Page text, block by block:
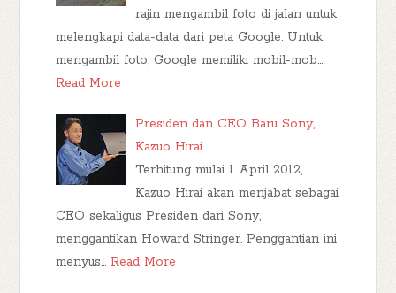
rajin mengambil foto di jalan untuk
melengkapi data-data dari peta Google. Untuk
mengambil foto, Google memiliki mobil-mob…
Read More
Presiden dan CEO Baru Sony,
Kazuo Hirai
Terhitung mulai 1 April 2012,
Kazuo Hirai akan menjabat sebagai
CEO sekaligus Presiden dari Sony,
menggantikan Howard Stringer. Penggantian ini
menyus… Read More